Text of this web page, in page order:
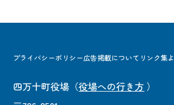
プライバシーポリシー広告掲載について リンク集
四万十町役場 （役場への行き方 ）